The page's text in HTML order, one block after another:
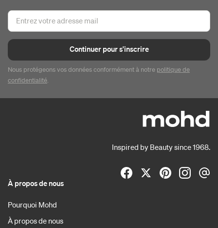
Continuer pour s'inscrire
Nous protégeons vos données conformément à notre politique de
confidentialité.
Inspired by Beauty since 1968.
À propos de nous
Pourquoi Mohd
À propos de nous